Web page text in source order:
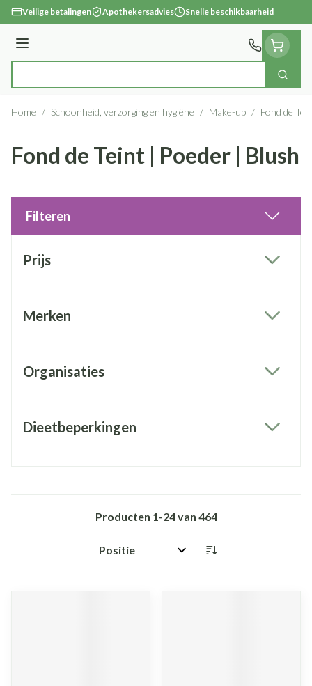
Ga naar de inhoud
Veilige betalingen Apothekersadvies Snelle beschikbaarheid
Menu
Product, merk, categorie... Zoek
Home / Schoonheid, verzorging en hygiëne / Make-up / Fond de
Fond de Teint | Poeder | Blush
Filteren
Prijs
Merken
Organisaties
Dieetbeperkingen
Producten 1-24van 464
Sorteer op: